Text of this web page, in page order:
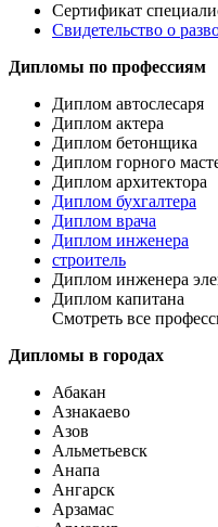
Сертификат
Свидетельство о
Дипломы по профессиям
Диплом автослесаря
Диплом актера
Диплом бетонщика
Диплом горного
Диплом архитектора
Диплом бухгалтера
Диплом врача
Диплом инженера
строитель
Диплом инженера
Диплом капитана
Смотреть все
Дипломы в городах
Абакан
Азнакаево
Азов
Альметьевск
Анапа
Ангарск
Арзамас